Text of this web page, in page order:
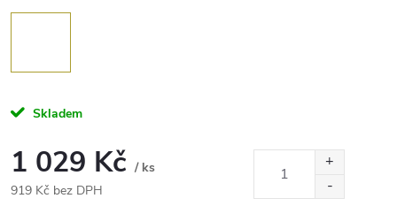
Skladem
1 029 Kč / ks
919 Kč bez DPH